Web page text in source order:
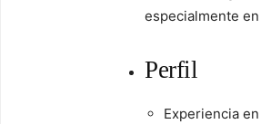
especialmente
Perfil
Experiencia